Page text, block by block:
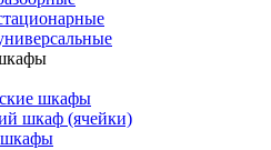
шкафы
шкаф (ячейки)